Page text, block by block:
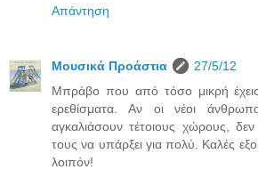
Απάντηση
Μουσικά Προάστια
27/5/12
Μπράβο που από τόσο μικρή
ερεθίσματα. Αν οι νέοι
αγκαλιάσουν τέτοιους χώρους,
τους να υπάρξει για πολύ. Καλές
λοιπόν!